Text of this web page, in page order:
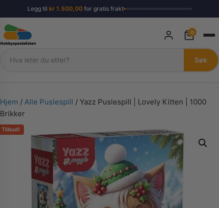
Legg til kr1.500,00for gratis frakt
Søk
Søk
0
Hjem / Alle Puslespill / Yazz Puslespill | Lovely Kitten | 1000
Brikker
Tilbud!